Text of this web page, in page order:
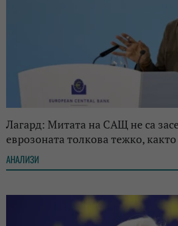
Лагард: Митата на САЩ не са
еврозоната толкова тежко,
АНАЛИЗИ